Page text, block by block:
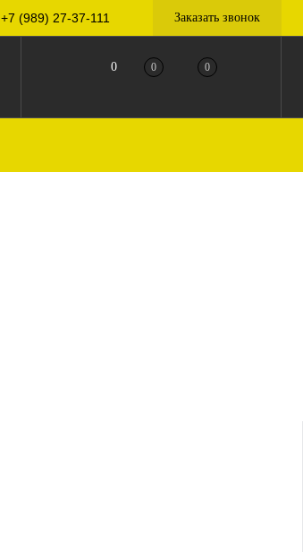
+7 (989) 27-37-111 Заказать звонок
0 0 0